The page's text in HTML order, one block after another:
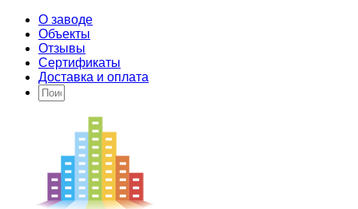
О заводе
Объекты
Отзывы
Сертификаты
Доставка и оплата